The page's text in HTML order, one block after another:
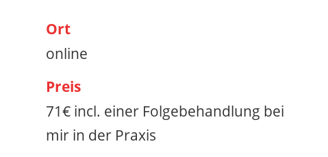
Ort
online
Preis
71€ incl. einer Folgebehandlung bei
mir in der Praxis